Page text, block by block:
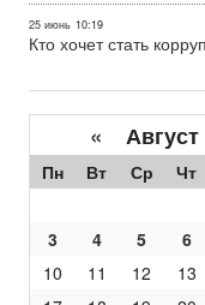
25 июнь 10:19
Кто хочет стать
«
Пн Вт Ср Чт
3
4 5 6
10
11 12 13